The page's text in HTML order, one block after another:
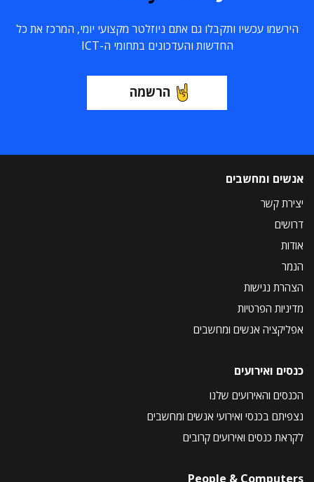
הירשמו עכשיו ותקבלו גם אתם ניוזלטר מקצועי יומי, המרכז את כל
החדשות והעדכונים בתחומי ה-ICT
הרשמה
אנשים ומחשבים
יצירת קשר
דרושים
אודות
הנמר
הצהרת נגישות
מדיניות הפרטיות
אפליקציה אנשים ומחשבים
כנסים ואירועים
הכנסים והאירועים שלנו
נצפיתם בכנסי ואירועי אנשים ומחשבים
לקראת כנסים ואירועים קרובים
People & Computers